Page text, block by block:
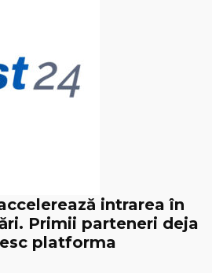
intrarea în
Primii parteneri deja
platforma